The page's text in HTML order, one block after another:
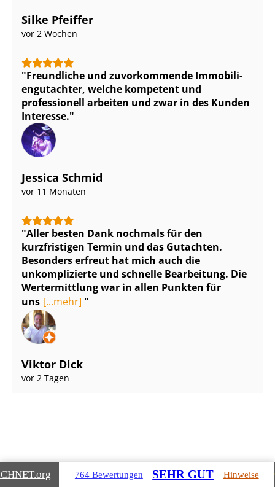
Silke Pfeiffer
vor 2 Wochen
Freundliche und zuvorkommende Im­mo­bi­li­
en­gut­ach­ter, welche kompetent und
professionell arbeiten und zwar in des Kunden
Interesse.
Jessica Schmid
vor 11 Monaten
Aller besten Dank nochmals für den
kurzfristigen Termin und das Gutachten.
Besonders erfreut hat mich auch die
unkomplizierte und schnelle Bearbeitung. Die
Wertermittlung war in allen Punkten für
uns [...mehr]
Viktor Dick
vor 2 Tagen
Gebäudearten, die wir für Sie
.org 764 Bewertungen SEHR GUT Hinweise